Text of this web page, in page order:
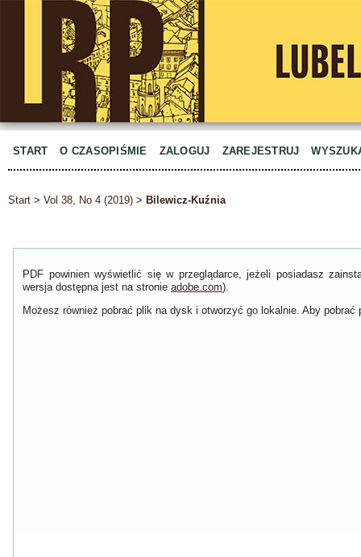
START O CZASOPIŚMIE ZALOGUJ ZAREJESTRUJ
Start > Vol 38, No 4 (2019) > Bilewicz-Kuźnia
PDF powinien wyświetlić się w przeglądarce, jeżeli posiadasz
wersja dostępna jest na stronie adobe.com).
Możesz również pobrać plik na dysk i otworzyć go lokalnie. Aby